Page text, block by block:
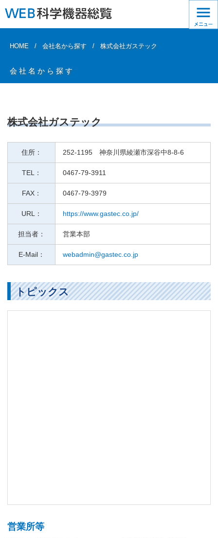
HOME 会社名から探す 株式会社ガステック
会社名から探す
株式会社ガステック
住所： 252-1195 神奈川県綾瀬市深谷中8-8-6
TEL： 0467-79-3911
FAX： 0467-79-3979
URL： https://www.gastec.co.jp/
担当者： 営業本部
E-Mail： webadmin@gastec.co.jp
トピックス
営業所等